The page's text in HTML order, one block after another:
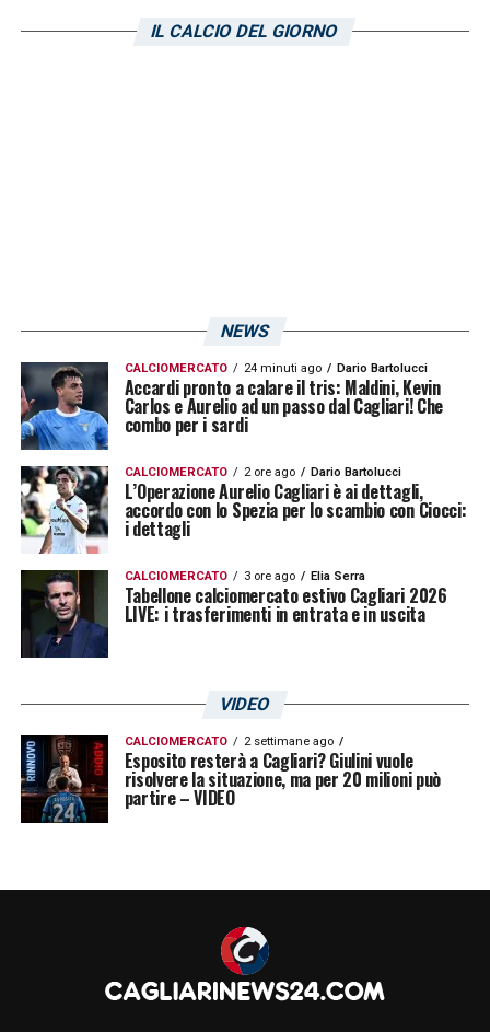
brasiliano ad aver segnato più di 15 reti in
IL CALCIO DEL GIORNO
NEWS
CALCIOMERCATO 24 minuti ago Dario Bartolucci
Accardi pronto a calare il tris: Maldini, Kevin
Carlos e Aurelio ad un passo dal Cagliari! Che
combo per i sardi
CALCIOMERCATO 2 ore ago Dario Bartolucci
L’Operazione Aurelio Cagliari è ai dettagli,
accordo con lo Spezia per lo scambio con Ciocci:
i dettagli
CALCIOMERCATO 3 ore ago Elia Serra
Tabellone calciomercato estivo Cagliari 2026
LIVE: i trasferimenti in entrata e in uscita
VIDEO
CALCIOMERCATO 2 settimane ago
Esposito resterà a Cagliari? Giulini vuole
risolvere la situazione, ma per 20 milioni può
partire – VIDEO